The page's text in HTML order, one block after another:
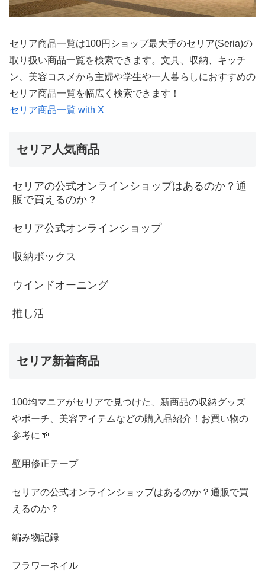
セリア商品一覧は100円ショップ最大手のセリア(Seria)の
取り扱い商品一覧を検索できます。文具、収納、キッチ
ン、美容コスメから主婦や学生や一人暮らしにおすすめの
セリア商品一覧を幅広く検索できます！
セリア商品一覧 with X
セリア人気商品
セリアの公式オンラインショップはあるのか？通
販で買えるのか？
セリア公式オンラインショップ
収納ボックス
ウインドオーニング
推し活
セリア新着商品
100均マニアがセリアで見つけた、新商品の収納グッズ
やポーチ、美容アイテムなどの購入品紹介！お買い物の
参考に🌱
壁用修正テープ
セリアの公式オンラインショップはあるのか？通販で買
えるのか？
編み物記録
フラワーネイル